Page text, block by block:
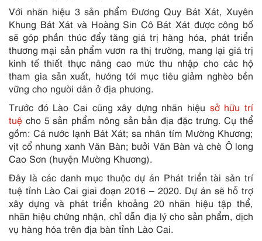
Với nhãn hiệu 3 sản phẩm Đương Quy Bát Xát, Xuyên
Khung Bát Xát và Hoàng Sin Cô Bát Xát được công bố
sẽ góp phần thúc đẩy tăng giá trị hàng hóa, phát triển
thương mại sản phẩm vươn ra thị trường, mang lại giá trị
kinh tế thiết thực nâng cao mức thu nhập cho các hộ
tham gia sản xuất, hướng tới mục tiêu giảm nghèo bền
vững cho người dân ở địa phương.
Trước đó Lào Cai cũng xây dựng nhãn hiệu sở hữu trí
tuệ cho 5 sản phẩm nông sản bản địa đặc trưng. Cụ thể
gồm: Cá nước lạnh Bát Xát; sa nhân tím Mường Khương;
vịt cổ nhung xanh Văn Bàn; bưởi Văn Bàn và chè Ô long
Cao Sơn (huyện Mường Khương).
Đây là các danh mục thuộc dự án Phát triển tài sản trí
tuệ tỉnh Lào Cai giai đoạn 2016 – 2020. Dự án sẽ hỗ trợ
xây dựng và phát triển khoảng 20 nhãn hiệu tập thể,
nhãn hiệu chứng nhận, chỉ dẫn địa lý cho sản phẩm, dịch
vụ hàng hóa trên địa bàn tỉnh Lào Cai.